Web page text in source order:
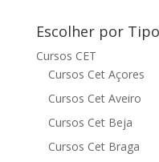
Escolher por
Cursos CET
Cursos Cet Açores
Cursos Cet Aveiro
Cursos Cet Beja
Cursos Cet Braga